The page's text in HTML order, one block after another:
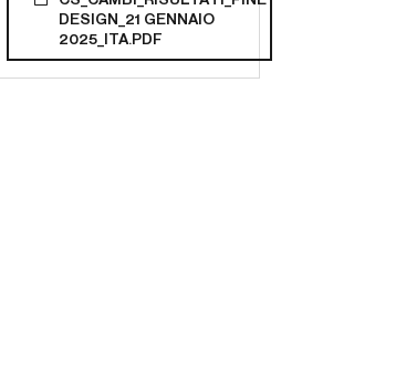
DESIGN_21 GENNAIO
2025_ITA.PDF